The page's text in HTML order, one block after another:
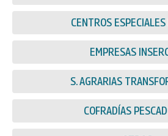
CENTROS
EMPRESAS
S. AGRARIAS
COFRADÍAS